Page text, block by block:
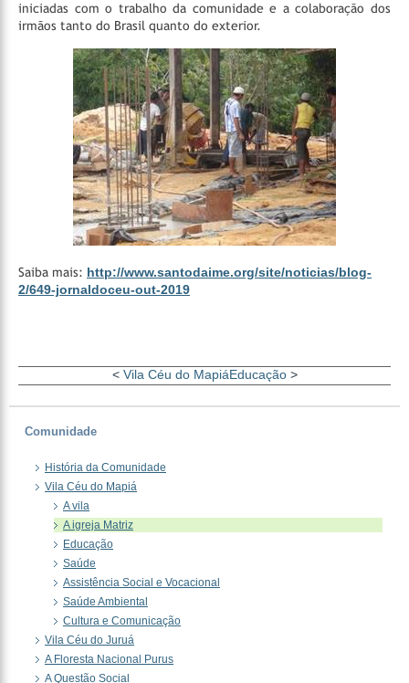
iniciadas com o trabalho da comunidade e a colaboração dos
irmãos tanto do Brasil quanto do exterior.
Saiba mais: http://www.santodaime.org/site/noticias/blog-
2/649-jornaldoceu-out-2019
< Vila Céu do MapiáEducação>
Comunidade
História da Comunidade
Vila Céu do Mapiá
A vila
A igreja Matriz
Educação
Saúde
Assistência Social e Vocacional
Saúde Ambiental
Cultura e Comunicação
Vila Céu do Juruá
A Floresta Nacional Purus
A Questão Social